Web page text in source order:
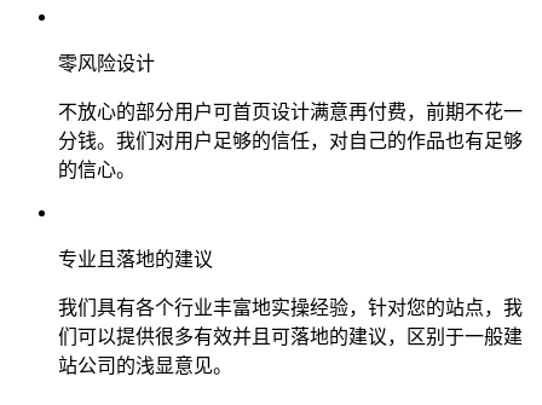
零风险设计
不放心的部分用户可首页设计满意再付费，前期不花一
分钱。我们对用户足够的信任，对自己的作品也有足够
的信心。
专业且落地的建议
我们具有各个行业丰富地实操经验，针对您的站点，我
们可以提供很多有效并且可落地的建议，区别于一般建
站公司的浅显意见。